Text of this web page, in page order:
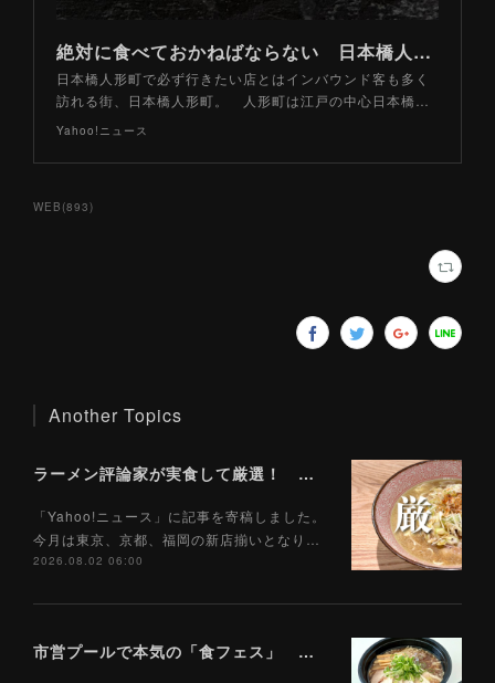
絶対に食べておかねばならない 日本橋人形町の絶品グルメ「老舗」３軒（山路力也） - エキスパート - Yahoo!ニュース
日本橋人形町で必ず行きたい店とはインバウンド客も多く
訪れる街、日本橋人形町。 人形町は江戸の中心日本橋…
Yahoo!ニュース
WEB (893)
Another Topics
ラーメン評論家が実食して厳選！ 「いま絶対に食べるべきラーメン」ベスト５！【2026年８月】（ Yahoo!ニュース）8/2
「Yahoo!ニュース」に記事を寄稿しました。
今月は東京、京都、福岡の新店揃いとなり…
2026.08.02 06:00
市営プールで本気の「食フェス」 プールサイドで味わえる「ご当地麺」の実力は？（Yahoo!ニュース）7/28